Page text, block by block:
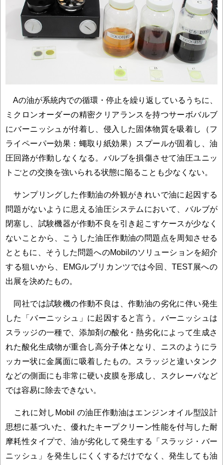
Aの油が系統内での循環・停止を繰り返しているうちに、
ミクロンオーダーの精密クリアランスを持つサーボバルブ
にバーニッシュが付着し、侵入した固体物質を吸着し（フ
ライペーパー効果：蠅取り紙効果）スプールが固着し、油
圧回路が作動しなくなる。バルブを損傷させて油圧ユニッ
トごとの交換を強いられる状態に陥ることも少なくない。
サンプリングした作動油の外観がきれいで油に起因する
問題がないように思える油圧システムにおいて、バルブが
閉塞し、試験機器が作動不良を引き起こすケースが少なく
ないことから、こうした油圧作動油の問題点を周知させる
とともに、そうした問題へのMobilのソリューションを紹介
する狙いから、EMGルブリカンツでは今回、TEST展への
出展を決めたもの。
同社では試験機の作動不良は、作動油の劣化に伴い発生
した「バーニッシュ」に起因すると言う。バーニッシュは
スラッジの一種で、添加剤の酸化・熱劣化によって生成さ
れた酸化生成物が重合し高分子体となり、ニスのようにラ
ッカー状に金属面に吸着したもの。スラッジと違いタンク
などの側面にも非常に硬い皮膜を形成し、スクレーパなど
では容易に除去できない。
これに対しMobil の油圧作動油はエンジンオイル型設計
思想に基づいた、優れたキープクリーン性能を付与した耐
摩耗性タイプで、油が劣化して発生する「スラッジ・バー
ニッシュ」を発生しにくくするだけでなく、発生しても油